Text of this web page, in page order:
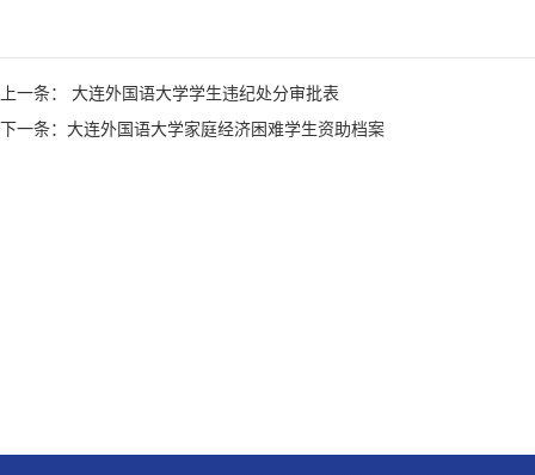
上一条： 大连外国语大学学生违纪处分审批表
下一条：大连外国语大学家庭经济困难学生资助档案